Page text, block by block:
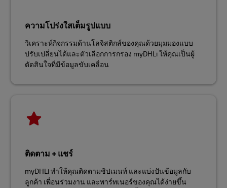
ความโปร่งใสเต็มรูปแบบ
วิเคราะห์กิจกรรมด้านโลจิสติกส์ของคุณด้วยมุมมองแบบ
ปรับเปลี่ยนได้และตัวเลือกการกรอง myDHLi ให้คุณเป็นผู้
ตัดสินใจที่มีข้อมูลขับเคลื่อน
ติดตาม + แชร์
myDHLi ทำให้คุณติดตามชิปเมนท์ และแบ่งปันข้อมูลกับ
ลูกค้า เพื่อนร่วมงาน และพาร์ทเนอร์ของคุณได้ง่ายขึ้น